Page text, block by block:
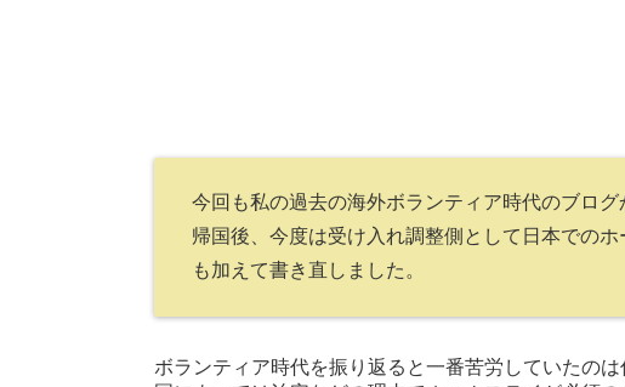
今回も私の過去の海外ボランティア時代のブログ
帰国後、今度は受け入れ調整側として日本での
も加えて書き直しました。
ボランティア時代を振り返ると一番苦労していたの